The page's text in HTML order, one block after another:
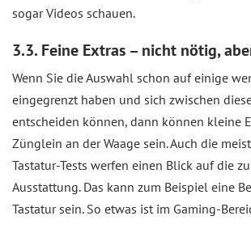
sogar Videos schauen.
3.3. Feine Extras – nicht nötig,
Wenn Sie die Auswahl schon auf einige
eingegrenzt haben und sich zwischen
entscheiden können, dann können kleine
Zünglein an der Waage sein. Auch die
Tastatur-Tests werfen einen Blick auf die
Ausstattung. Das kann zum Beispiel eine
Tastatur sein. So etwas ist im Gaming-